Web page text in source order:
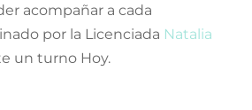
acompañar a cada
por la Licenciada Natalia
un turno Hoy.